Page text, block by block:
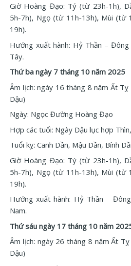
Giờ Hoàng Đạo: Tý (từ 23h-1h),
5h-7h), Ngọ (từ 11h-13h), Mùi (từ
19h).
Hướng xuất hành: Hỷ Thần – Đông
Tây.
Thứ ba ngày 7 tháng 10 năm 2025
Âm lịch: ngày 16 tháng 8 năm Ất
Dậu)
Ngày: Ngọc Đường Hoàng Đạo
Hợp các tuổi: Ngày Dậu lục hợp
Tuổi kỵ: Canh Dần, Mậu Dần, Bính
Giờ Hoàng Đạo: Tý (từ 23h-1h),
5h-7h), Ngọ (từ 11h-13h), Mùi (từ
19h).
Hướng xuất hành: Hỷ Thần –
Nam.
Thứ sáu ngày 17 tháng 10 năm
Âm lịch: ngày 26 tháng 8 năm Ất
Dậu)